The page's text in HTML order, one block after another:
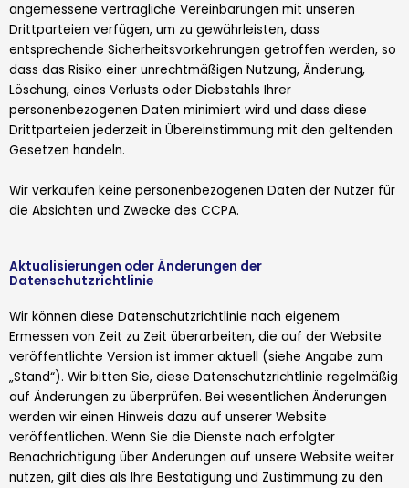
angemessene vertragliche Vereinbarungen mit unseren
Drittparteien verfügen, um zu gewährleisten, dass
entsprechende Sicherheitsvorkehrungen getroffen werden, so
dass das Risiko einer unrechtmäßigen Nutzung, Änderung,
Löschung, eines Verlusts oder Diebstahls Ihrer
personenbezogenen Daten minimiert wird und dass diese
Drittparteien jederzeit in Übereinstimmung mit den geltenden
Gesetzen handeln.
Wir verkaufen keine personenbezogenen Daten der Nutzer für
die Absichten und Zwecke des CCPA.
Aktualisierungen oder Änderungen der
Datenschutzrichtlinie
Wir können diese Datenschutzrichtlinie nach eigenem
Ermessen von Zeit zu Zeit überarbeiten, die auf der Website
veröffentlichte Version ist immer aktuell (siehe Angabe zum
„Stand“). Wir bitten Sie, diese Datenschutzrichtlinie regelmäßig
auf Änderungen zu überprüfen. Bei wesentlichen Änderungen
werden wir einen Hinweis dazu auf unserer Website
veröffentlichen. Wenn Sie die Dienste nach erfolgter
Benachrichtigung über Änderungen auf unsere Website weiter
nutzen, gilt dies als Ihre Bestätigung und Zustimmung zu den